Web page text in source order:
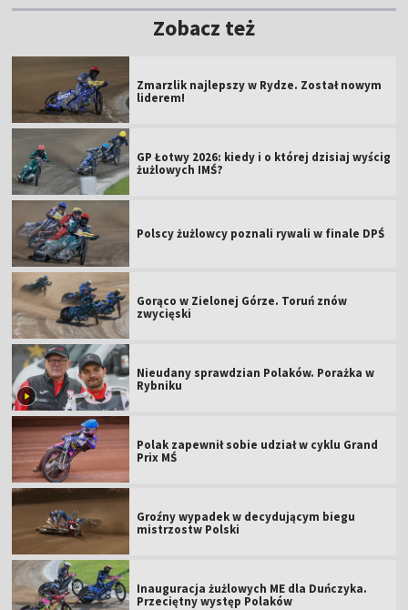
Zobacz też
Zmarzlik najlepszy w Rydze. Został nowym
liderem!
GP Łotwy 2026: kiedy i o której dzisiaj wyścig
żużlowych IMŚ?
Polscy żużlowcy poznali rywali w finale DPŚ
Gorąco w Zielonej Górze. Toruń znów
zwycięski
Nieudany sprawdzian Polaków. Porażka w
Rybniku
Polak zapewnił sobie udział w cyklu Grand
Prix MŚ
Groźny wypadek w decydującym biegu
mistrzostw Polski
Inauguracja żużlowych ME dla Duńczyka.
Przeciętny występ Polaków